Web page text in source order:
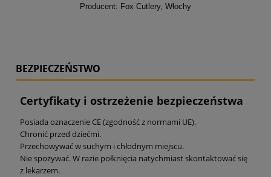
Producent: Fox Cutlery, Włochy
BEZPIECZEŃSTWO
Certyfikaty i ostrzeżenie bezpieczeństwa
Posiada oznaczenie CE (zgodność z normami UE).
Chronić przed dziećmi.
Przechowywać w suchym i chłodnym miejscu.
Nie spożywać. W razie połknięcia natychmiast skontaktować się
z lekarzem.